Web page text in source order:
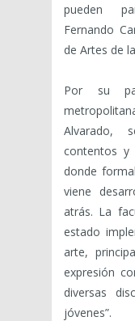
pueden
Fernando
de Artes de
Por su
Alvarado,
contentos y
donde
viene
atrás. La
estado
arte,
expresión
diversas
jóvenes”.